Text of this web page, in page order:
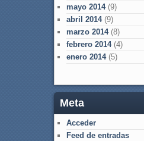
mayo 2014(9)
abril 2014(9)
marzo 2014(8)
febrero 2014(4)
enero 2014(5)
Meta
Acceder
Feed de entradas